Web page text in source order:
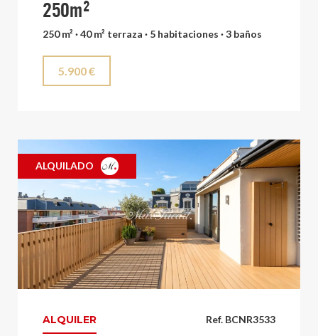
250m²
250 m² · 40 m² terraza · 5 habitaciones · 3 baños
5.900 €
ALQUILADO
Ref. BCNR3533
ALQUILER